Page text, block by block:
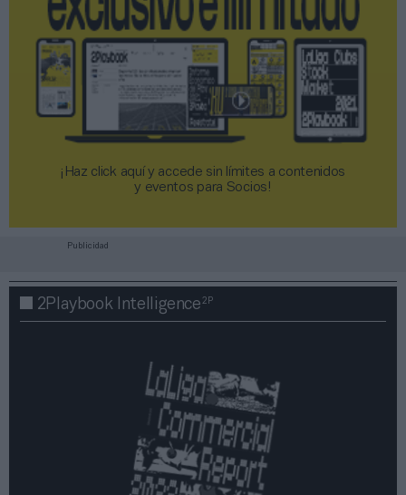
¡Haz click aquí y accede sin límites a contenidos
y eventos para Socios!​​​​​​​
Publicidad
2Playbook Intelligence2P